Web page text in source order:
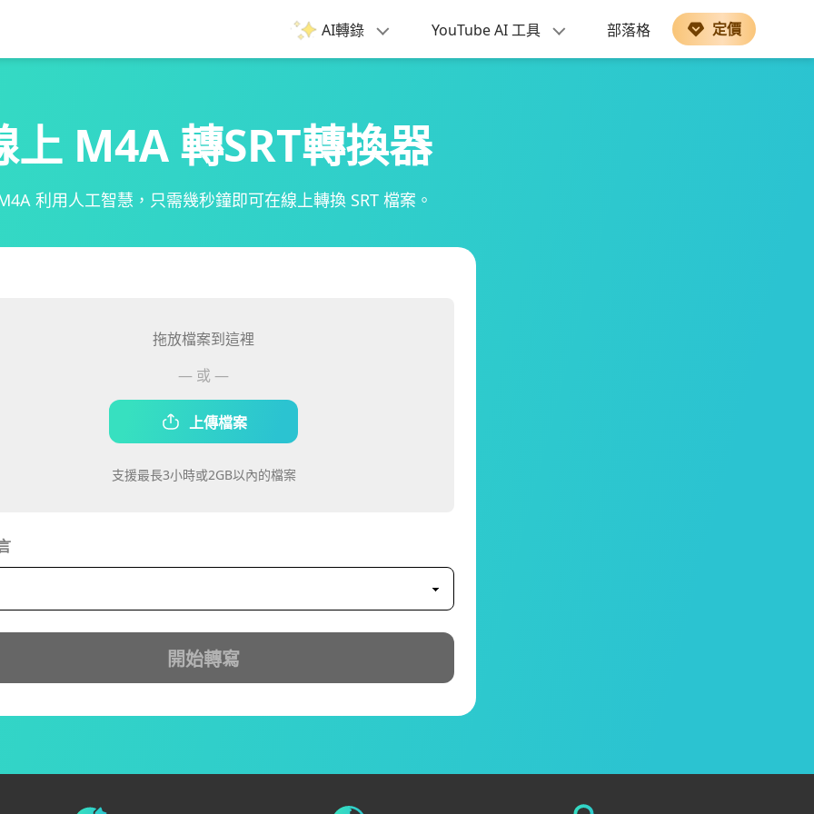
AI轉錄 YouTube AI 工具 部落格 定價
上 M4A 轉SRT轉換器
利用人工智慧，只需幾秒鐘即可在線上轉換 SRT 檔案。
拖放檔案到這裡
— 或 —
上傳檔案
支援最長3小時或2GB以內的檔案
開始轉寫